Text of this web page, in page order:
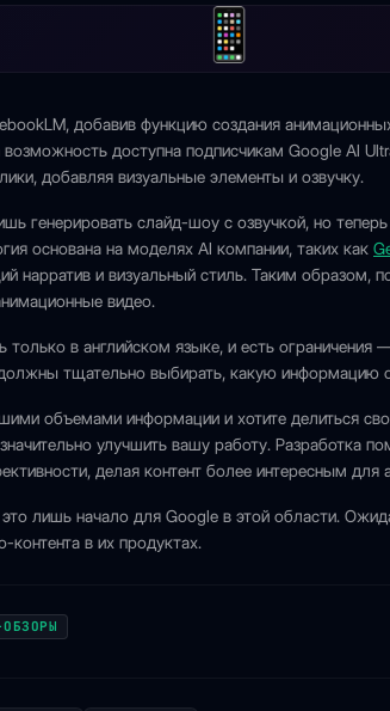
добавив функцию создания
доступна подписчикам Google AI
добавляя визуальные элементы и озвучку.
генерировать слайд-шоу с озвучкой, но
основана на моделях AI компании, таких как
нарратив и визуальный стиль. Таким образом,
видео.
в английском языке, и есть
тщательно выбирать, какую информацию
объемами информации и хотите делиться
улучшить вашу работу. Разработка
делая контент более интересным для
лишь начало для Google в этой области.
в их продуктах.